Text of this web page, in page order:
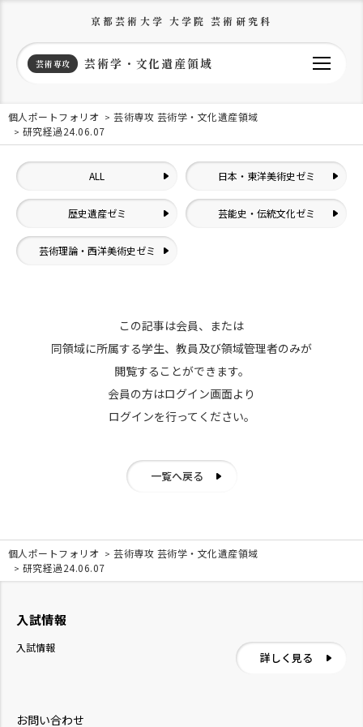
京都芸術大学 大学院 芸術研究科
芸術専攻 芸術学・文化遺産領域
個人ポートフォリオ
芸術専攻 芸術学・文化遺産領域
研究経過24.06.07
ALL 日本・東洋美術史ゼミ
歴史遺産ゼミ 芸能史・伝統文化ゼミ
芸術理論・西洋美術史ゼミ
この記事は会員、または
同領域に所属する学生、教員及び領域管理者のみが
閲覧することができます。
会員の方はログイン画面より
ログインを行ってください。
一覧へ戻る
個人ポートフォリオ
芸術専攻 芸術学・文化遺産領域
研究経過24.06.07
お問い合わせ
入試情報
入試情報
詳しく見る